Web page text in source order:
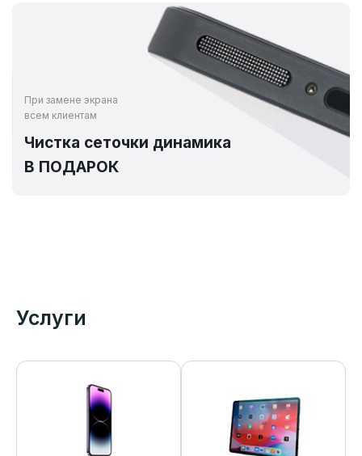
При замене экрана
всем клиентам
Чистка сеточки динамика
В ПОДАРОК
Услуги